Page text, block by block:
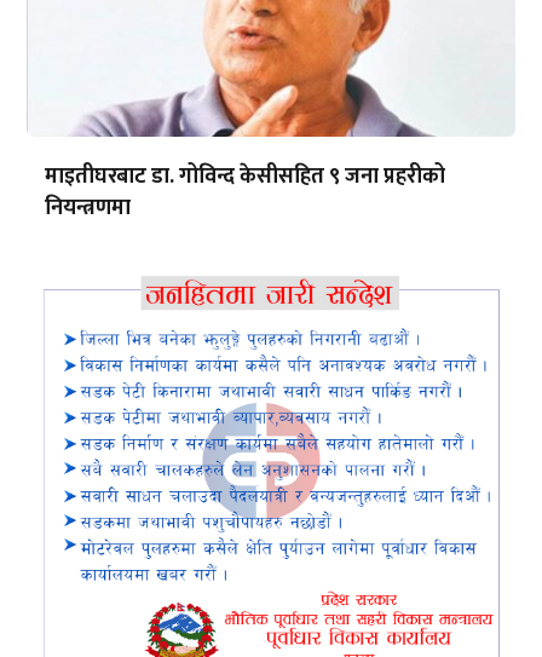
माइतीघरबाट डा. गोविन्द केसीसहित ९ जना प्रहरीको
नियन्त्रणमा